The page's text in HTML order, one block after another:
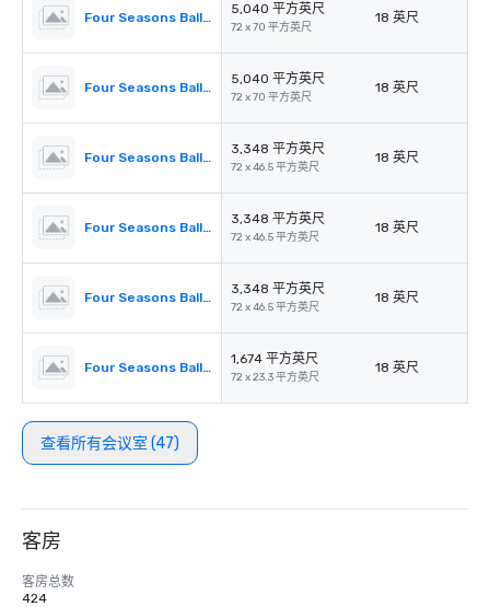
Four Seasons Ballroom 1,2
5,040 平方英尺
72 x 70 平方英尺
18 英尺
Four Seasons Ballroom 3,4
5,040 平方英尺
72 x 70 平方英尺
18 英尺
Four Seasons Ballroom 1
3,348 平方英尺
72 x 46.5 平方英尺
18 英尺
Four Seasons Ballroom 4
3,348 平方英尺
72 x 46.5 平方英尺
18 英尺
Four Seasons Ballroom 2,3
3,348 平方英尺
72 x 46.5 平方英尺
18 英尺
Four Seasons Ballroom 2
1,674 平方英尺
72 x 23.3 平方英尺
18 英尺
查看所有会议室 (47)
客房
客房总数
424